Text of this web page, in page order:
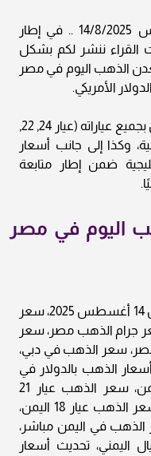
أسعار الذهب في مصراليوم الخميس 14/8/2025 .. في إطار
24» لاهتمامات القراء ننشر لكم بشكل
الذهب اليوم في مصر
الأمريكي.
ويحوي التقرير أسعار المعدن النفيس بجميع عياراته (عيار 24, 22,
وكذا إلى جانب أسعار
ضمن إطار متابعة
اليوم في مصر
أسعار الذهب في مصر اليوم الخميس 14 أغسطس 2025، سعر
جرام الذهب مصر، سعر
سعر الذهب في دبي،
الذهب بالدولار في
اليمن، سعر أونصة الذهب في اليمن، سعر الذهب عيار 21
اليمن، سعر الذهب عيار 24 اليمن، سعر الذهب عيار 18 اليمن،
الذهب في اليمن مباشر،
اليمني، تحديث أسعار